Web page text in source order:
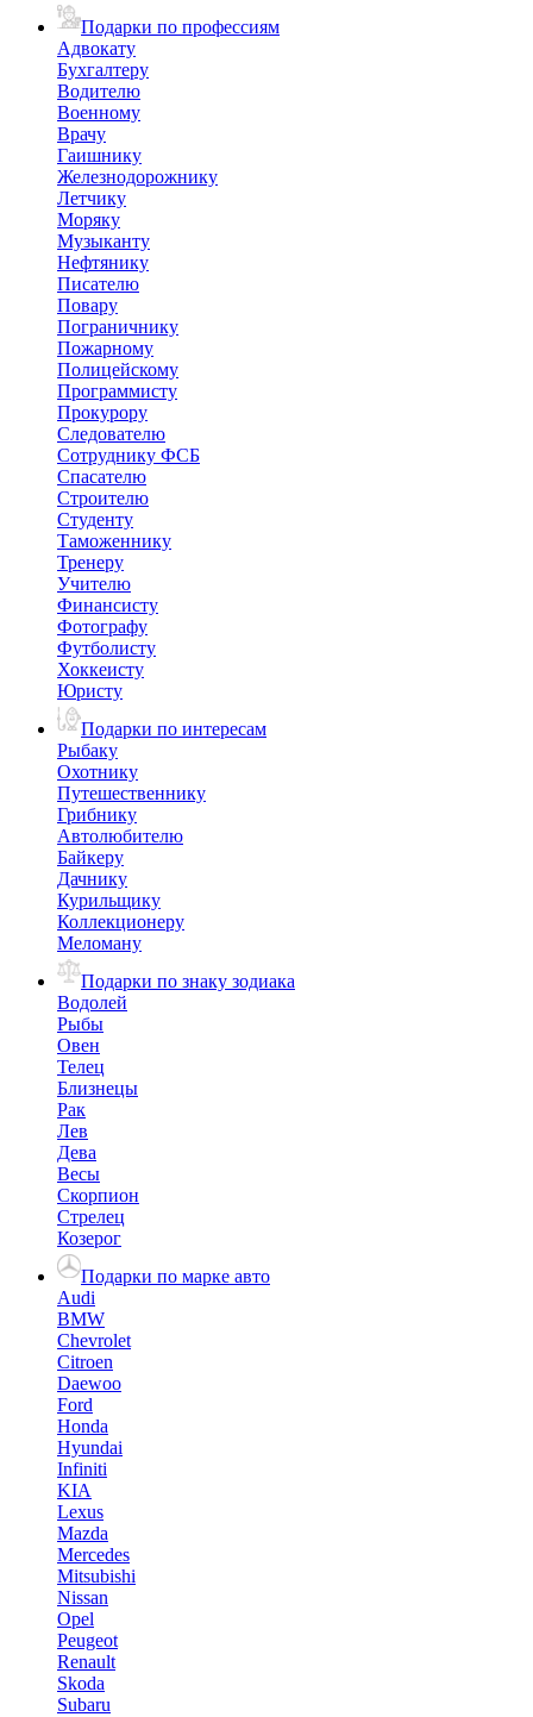
Подарки по профессиям
Адвокату
Бухгалтеру
Водителю
Военному
Врачу
Гаишнику
Железнодорожнику
Летчику
Моряку
Музыканту
Нефтянику
Писателю
Повару
Пограничнику
Пожарному
Полицейскому
Программисту
Прокурору
Следователю
Сотруднику ФСБ
Спасателю
Строителю
Студенту
Таможеннику
Тренеру
Учителю
Финансисту
Фотографу
Футболисту
Хоккеисту
Юристу
Подарки по интересам
Рыбаку
Охотнику
Путешественнику
Грибнику
Автолюбителю
Байкеру
Дачнику
Курильщику
Коллекционеру
Меломану
Подарки по знаку зодиака
Водолей
Рыбы
Овен
Телец
Близнецы
Рак
Лев
Дева
Весы
Скорпион
Стрелец
Козерог
Подарки по марке авто
Audi
BMW
Chevrolet
Citroen
Daewoo
Ford
Honda
Hyundai
Infiniti
KIA
Lexus
Mazda
Mercedes
Mitsubishi
Nissan
Opel
Peugeot
Renault
Skoda
Subaru